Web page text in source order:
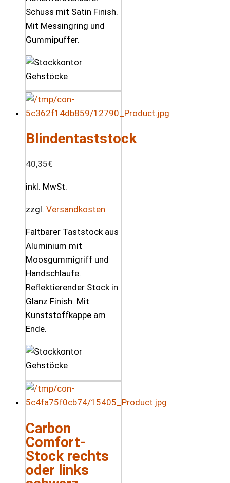
Schuss mit Satin Finish.
Mit Messingring und
Gummipuffer.
Blindentaststock
40,35€
inkl. MwSt.
zzgl. Versandkosten
Faltbarer Taststock aus
Aluminium mit
Moosgummigriff und
Handschlaufe.
Reflektierender Stock in
Glanz Finish. Mit
Kunststoffkappe am
Ende.
Carbon
Comfort-
Stock rechts
oder links